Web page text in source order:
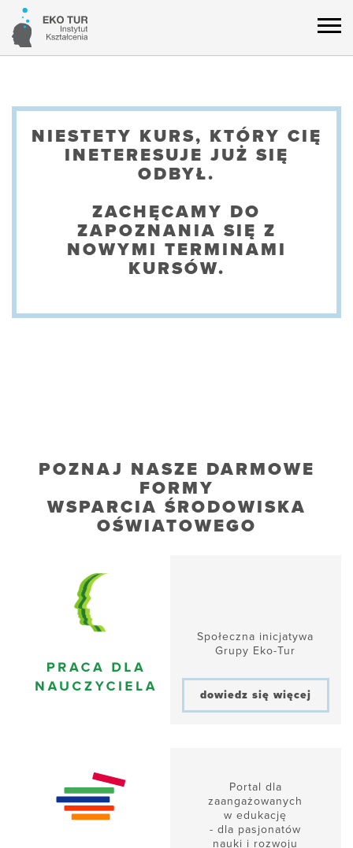
NIESTETY KURS, KTÓRY CIĘ
INETERESUJE JUŻ SIĘ
ODBYŁ.
ZACHĘCAMY DO
ZAPOZNANIA SIĘ Z
NOWYMI TERMINAMI
KURSÓW.
POZNAJ NASZE DARMOWE
FORMY
WSPARCIA ŚRODOWISKA
OŚWIATOWEGO
Społeczna inicjatywa
Grupy Eko-Tur
dowiedz się więcej
Portal dla
zaangażowanych
w edukację
- dla pasjonatów
nauki i rozwoju